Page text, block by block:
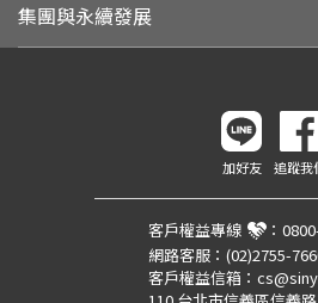
集團與永續發展
加好友 追蹤我
客戶權益專線 ：
網路客服： (02)2755-
客戶權益信箱：